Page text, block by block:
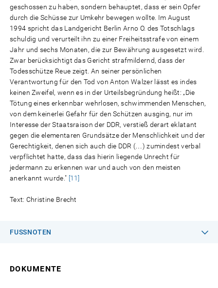
geschossen zu haben, sondern behauptet, dass er sein Opfer
durch die Schüsse zur Umkehr bewegen wollte. Im August
1994 spricht das Landgericht Berlin Arno O. des Totschlags
schuldig und verurteilt ihn zu einer Freiheitsstrafe von einem
Jahr und sechs Monaten, die zur Bewährung ausgesetzt wird.
Zwar berücksichtigt das Gericht strafmildernd, dass der
Todesschütze Reue zeigt. An seiner persönlichen
Verantwortung für den Tod von Anton Walzer lässt es indes
keinen Zweifel, wenn es in der Urteilsbegründung heißt: „Die
Tötung eines erkennbar wehrlosen, schwimmenden Menschen,
von dem keinerlei Gefahr für den Schützen ausging, nur im
Interesse der Staatsraison der DDR, verstieß derart eklatant
gegen die elementaren Grundsätze der Menschlichkeit und der
Gerechtigkeit, denen sich auch die DDR (…) zumindest verbal
verpflichtet hatte, dass das hierin liegende Unrecht für
jedermann zu erkennen war und auch von den meisten
anerkannt wurde." [11]
Text: Christine Brecht
FUSSNOTEN
DOKUMENTE